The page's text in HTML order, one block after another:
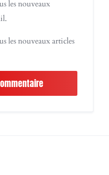
les nouveaux
les nouveaux articles